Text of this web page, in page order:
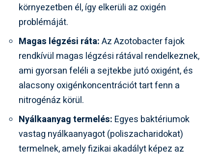
környezetben él, így elkerüli az oxigén
problémáját.
Magas légzési ráta:Az Azotobacter fajok
rendkívül magas légzési rátával rendelkeznek,
ami gyorsan feléli a sejtekbe jutó oxigént, és
alacsony oxigénkoncentrációt tart fenn a
nitrogénáz körül.
Nyálkaanyag termelés: Egyes baktériumok
vastag nyálkaanyagot (poliszacharidokat)
termelnek, amely fizikai akadályt képez az